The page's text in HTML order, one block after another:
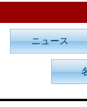
ニュース